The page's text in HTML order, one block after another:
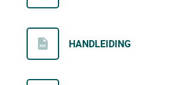
HANDLEIDING